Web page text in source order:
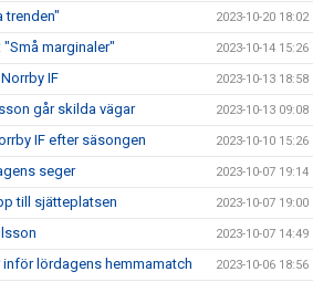
trenden" 2023-10-20 18:02
marginaler" 2023-10-14 15:26
IF 2023-10-13 18:58
går skilda vägar 2023-10-13 09:08
IF efter säsongen 2023-10-10 15:26
seger 2023-10-07 19:14
till sjätteplatsen 2023-10-07 19:00
2023-10-07 14:49
inför lördagens hemmamatch 2023-10-06 18:56